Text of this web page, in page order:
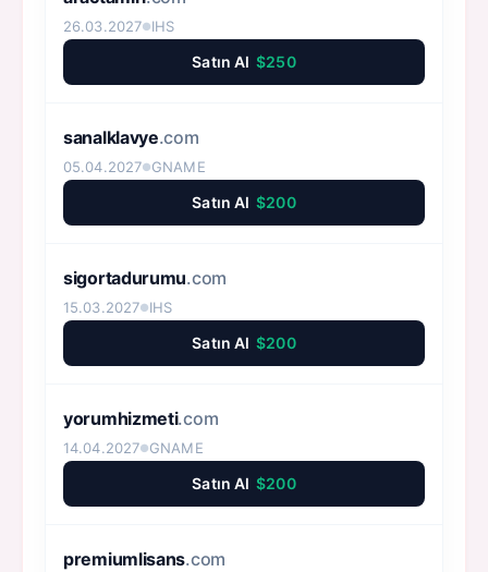
26.03.2027●IHS
Satın Al $250
sanalklavye.com
05.04.2027●GNAME
Satın Al $200
sigortadurumu.com
15.03.2027●IHS
Satın Al $200
yorumhizmeti.com
14.04.2027●GNAME
Satın Al $200
premiumlisans.com